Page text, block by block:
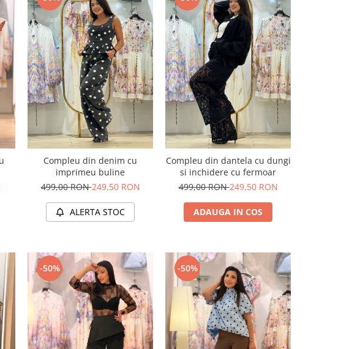
Compleu din denim cu
imprimeu buline
499,00 RON249,50 RON
ALERTA STOC
Compleu din dantela cu dungi
si inchidere cu fermoar
499,00 RON249,50 RON
ADAUGA IN COS
-50% -50%